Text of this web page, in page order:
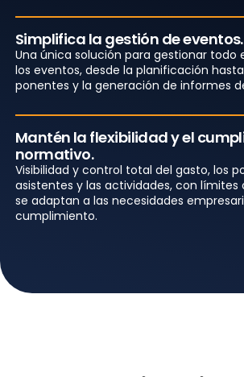
Simplifica la gestión de eventos.
Una única solución para gestionar todo
los eventos, desde la planificación
ponentes y la generación de informes
Mantén la flexibilidad y el
normativo.
Visibilidad y control total del gasto, los
asistentes y las actividades, con límites
se adaptan a las necesidades
cumplimiento.